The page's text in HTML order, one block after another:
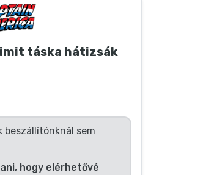
táska hátizsák
beszállítónknál sem
hogy elérhetővé